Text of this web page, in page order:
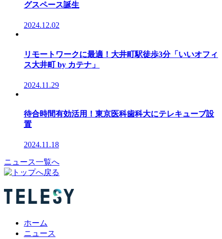
グスペース誕生
2024.12.02
リモートワークに最適！大井町駅徒歩3分「いいオフィ
ス大井町 by カテナ」
2024.11.29
待合時間有効活用！東京医科歯科大にテレキューブ設
置
2024.11.18
ニュース一覧へ
ホーム
ニュース